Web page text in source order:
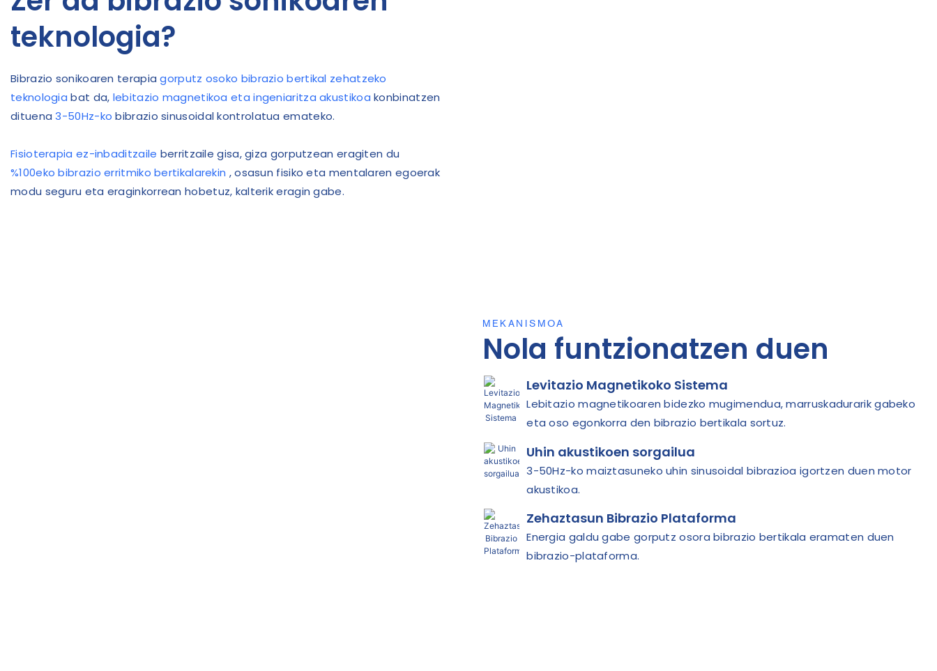
teknologia?
Bibrazio sonikoaren terapiagorputz osoko bibrazio bertikal zehatzeko
teknologia bat da, lebitazio magnetikoa eta ingeniaritza akustikoa konbinatzen
dituena3-50Hz-ko bibrazio sinusoidal kontrolatua emateko.
Fisioterapia ez-inbaditzaile berritzaile gisa, giza gorputzean eragiten du
%100eko bibrazio erritmiko bertikalarekin , osasun fisiko eta mentalaren egoerak
modu seguru eta eraginkorrean hobetuz, kalterik eragin gabe.
MEKANISMOA
Nola funtzionatzen duen
Levitazio Magnetikoko Sistema
Lebitazio magnetikoaren bidezko mugimendua, marruskadurarik gabeko
eta oso egonkorra den bibrazio bertikala sortuz.
Uhin akustikoen sorgailua
3-50Hz-ko maiztasuneko uhin sinusoidal bibrazioa igortzen duen motor
akustikoa.
Zehaztasun Bibrazio Plataforma
Energia galdu gabe gorputz osora bibrazio bertikala eramaten duen
bibrazio-plataforma.